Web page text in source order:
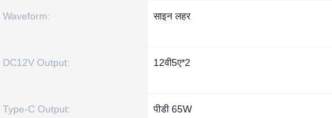
Waveform: साइन लहर
DC12V Output: 12वी5ए*2
Type-C Output: पीडी 65W